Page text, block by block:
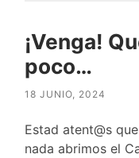
¡Venga!
poco…
18 JUNIO, 2024
Estad atent@s
nada abrimos el